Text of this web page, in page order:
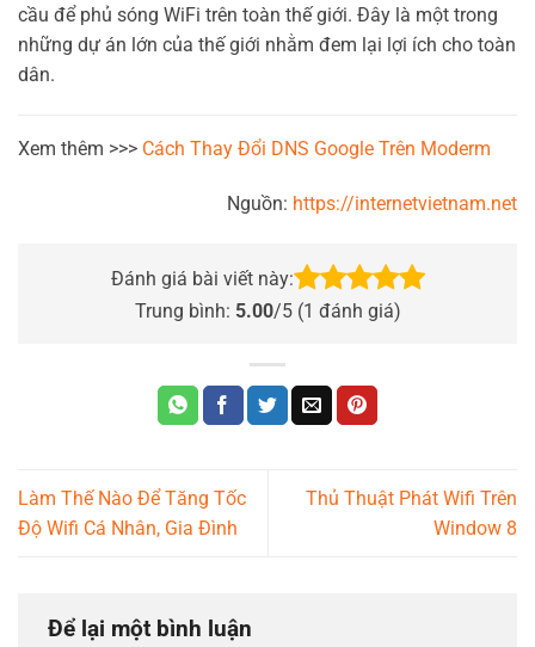
cầu để phủ sóng WiFi trên toàn thế giới. Đây là một trong
những dự án lớn của thế giới nhằm đem lại lợi ích cho toàn
dân.
Xem thêm >>> Cách Thay Đổi DNS Google Trên Moderm
Nguồn: https://internetvietnam.net
Đánh giá bài viết này:
Trung bình: 5.00/5 (1 đánh giá)
Làm Thế Nào Để Tăng Tốc
Độ Wifi Cá Nhân, Gia Đình
Thủ Thuật Phát Wifi Trên
Window 8
Để lại một bình luận